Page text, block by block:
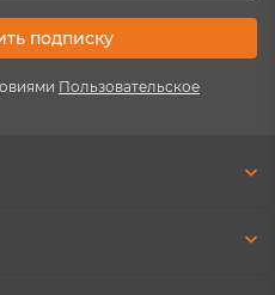
подписку
Пользовательское